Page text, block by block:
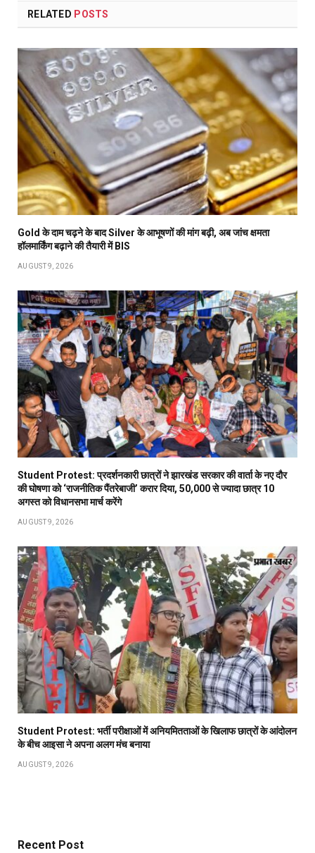
RELATED POSTS
Gold के दाम चढ़ने के बाद Silver के आभूषणों की मांग बढ़ी, अब जांच क्षमता
हॉलमार्किंग बढ़ाने की तैयारी में BIS
AUGUST 9, 2026
Student Protest: प्रदर्शनकारी छात्रों ने झारखंड सरकार की वार्ता के नए दौर
की घोषणा को ‘राजनीतिक पैंतरेबाजी’ करार दिया, 50,000 से ज्यादा छात्र 10
अगस्त को विधानसभा मार्च करेंगे
AUGUST 9, 2026
Student Protest: भर्ती परीक्षाओं में अनियमितताओं के खिलाफ छात्रों के आंदोलन
के बीच आइसा ने अपना अलग मंच बनाया
AUGUST 9, 2026
Recent Post